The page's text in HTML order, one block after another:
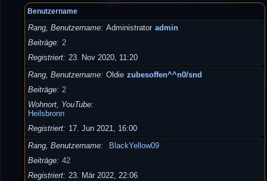
Benutzername
Rang, Benutzername Administrator admin
Beiträge 2
Registriert 23. Nov 2020, 11:20
Rang, Benutzername Oldie zubesoffen^^n0/snd
Beiträge 2
Wohnort, YouTube
Heilsbronn
Registriert
17. Jun 2021, 16:00
Rang, Benutzername
BlackYellow09
Beiträge 42
Registriert 23. Mär 2022, 22:06